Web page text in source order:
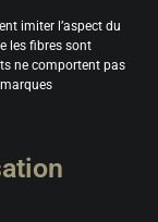
imiter l’aspect du
les fibres sont
ne comportent pas